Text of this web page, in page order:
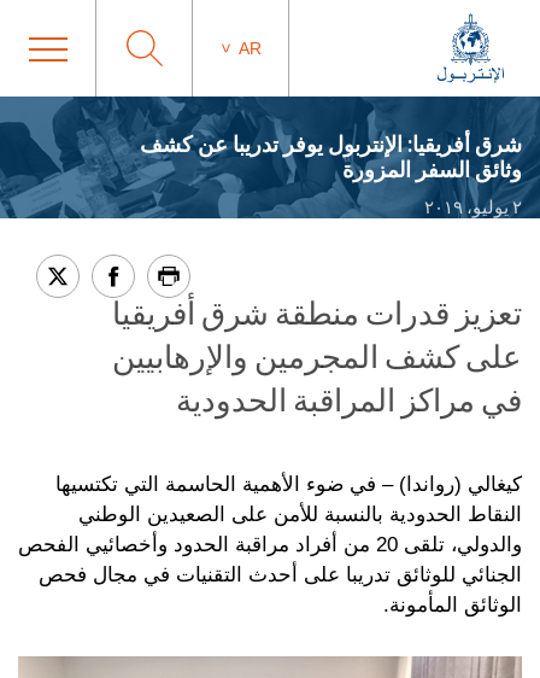
AR
شرق أفريقيا: الإنتربول يوفر تدريبا عن كشف
وثائق السفر المزورة
٢ يوليو، ٢٠١٩
تعزيز قدرات منطقة شرق أفريقيا
على كشف المجرمين والإرهابيين
في مراكز المراقبة الحدودية
كيغالي (رواندا) – في ضوء الأهمية الحاسمة التي تكتسيها
النقاط الحدودية بالنسبة للأمن على الصعيدين الوطني
والدولي، تلقى 20 من أفراد مراقبة الحدود وأخصائيي الفحص
الجنائي للوثائق تدريبا على أحدث التقنيات في مجال فحص
الوثائق المأمونة.